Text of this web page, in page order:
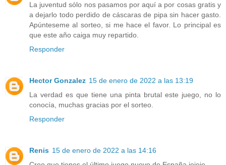
La juventud sólo nos pasamos por aquí a por cosas gratis y
a dejarlo todo perdido de cáscaras de pipa sin hacer gasto.
Apúnteseme al sorteo, si me hace el favor. Lo principal es
que este año caiga muy repartido.
Responder
Hector Gonzalez 15 de enero de 2022 a las 13:19
La verdad es que tiene una pinta brutal este juego, no lo
conocía, muchas gracias por el sorteo.
Responder
Renis 15 de enero de 2022 a las 14:16